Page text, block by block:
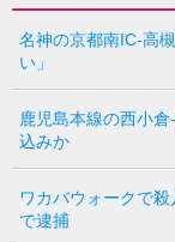
名神の京都南IC-高
い」
鹿児島本線の西小
込みか
ワカバウォークで
で逮捕